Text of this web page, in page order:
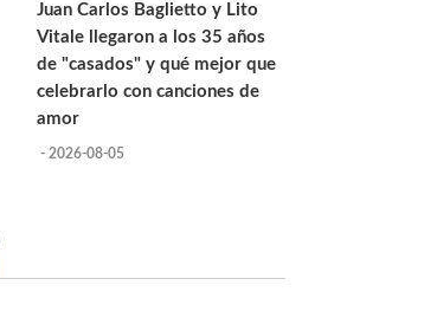
Juan Carlos Baglietto y Lito
Vitale llegaron a los 35 años
de "casados" y qué mejor que
celebrarlo con canciones de
amor
- 2026-08-05